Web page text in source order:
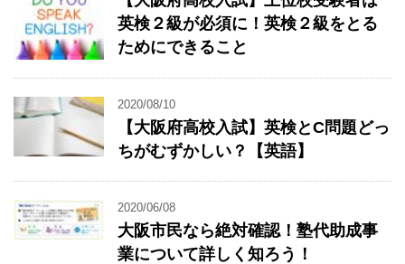
英検２級が必須に！英検２級をとる
ためにできること
2020/08/10
【大阪府高校入試】英検とC問題どっ
ちがむずかしい？【英語】
2020/06/08
大阪市民なら絶対確認！塾代助成事
業について詳しく知ろう！